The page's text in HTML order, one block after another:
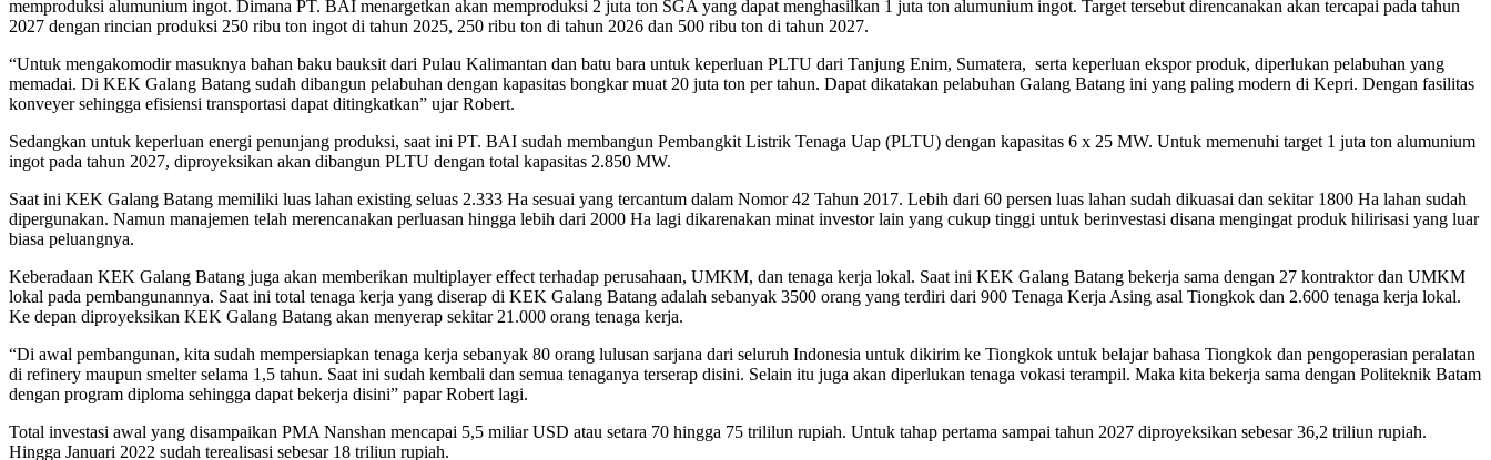
memproduksi alumunium ingot. Dimana PT. BAI menargetkan akan memproduksi 2 juta ton SGA yang dapat menghasilkan 1 juta ton alumunium ingot. Target tersebut direncanakan akan tercapai pada tahun
2027 dengan rincian produksi 250 ribu ton ingot di tahun 2025, 250 ribu ton di tahun 2026 dan 500 ribu ton di tahun 2027.
“Untuk mengakomodir masuknya bahan baku bauksit dari Pulau Kalimantan dan batu bara untuk keperluan PLTU dari Tanjung Enim, Sumatera, serta keperluan ekspor produk, diperlukan pelabuhan yang
memadai. Di KEK Galang Batang sudah dibangun pelabuhan dengan kapasitas bongkar muat 20 juta ton per tahun. Dapat dikatakan pelabuhan Galang Batang ini yang paling modern di Kepri. Dengan fasilitas
konveyer sehingga efisiensi transportasi dapat ditingkatkan” ujar Robert.
Sedangkan untuk keperluan energi penunjang produksi, saat ini PT. BAI sudah membangun Pembangkit Listrik Tenaga Uap (PLTU) dengan kapasitas 6 x 25 MW. Untuk memenuhi target 1 juta ton alumunium
ingot pada tahun 2027, diproyeksikan akan dibangun PLTU dengan total kapasitas 2.850 MW.
Saat ini KEK Galang Batang memiliki luas lahan existing seluas 2.333 Ha sesuai yang tercantum dalam Nomor 42 Tahun 2017. Lebih dari 60 persen luas lahan sudah dikuasai dan sekitar 1800 Ha lahan sudah
dipergunakan. Namun manajemen telah merencanakan perluasan hingga lebih dari 2000 Ha lagi dikarenakan minat investor lain yang cukup tinggi untuk berinvestasi disana mengingat produk hilirisasi yang luar
biasa peluangnya.
Keberadaan KEK Galang Batang juga akan memberikan multiplayer effect terhadap perusahaan, UMKM, dan tenaga kerja lokal. Saat ini KEK Galang Batang bekerja sama dengan 27 kontraktor dan UMKM
lokal pada pembangunannya. Saat ini total tenaga kerja yang diserap di KEK Galang Batang adalah sebanyak 3500 orang yang terdiri dari 900 Tenaga Kerja Asing asal Tiongkok dan 2.600 tenaga kerja lokal.
Ke depan diproyeksikan KEK Galang Batang akan menyerap sekitar 21.000 orang tenaga kerja.
“Di awal pembangunan, kita sudah mempersiapkan tenaga kerja sebanyak 80 orang lulusan sarjana dari seluruh Indonesia untuk dikirim ke Tiongkok untuk belajar bahasa Tiongkok dan pengoperasian peralatan
di refinery maupun smelter selama 1,5 tahun. Saat ini sudah kembali dan semua tenaganya terserap disini. Selain itu juga akan diperlukan tenaga vokasi terampil. Maka kita bekerja sama dengan Politeknik Batam
dengan program diploma sehingga dapat bekerja disini” papar Robert lagi.
Total investasi awal yang disampaikan PMA Nanshan mencapai 5,5 miliar USD atau setara 70 hingga 75 trililun rupiah. Untuk tahap pertama sampai tahun 2027 diproyeksikan sebesar 36,2 triliun rupiah.
Hingga Januari 2022 sudah terealisasi sebesar 18 triliun rupiah.